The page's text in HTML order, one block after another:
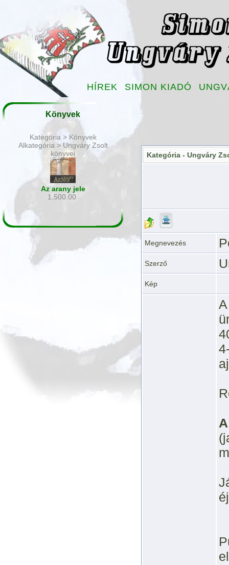
HÍREK SIMON KIADÓ
Könyvek
Kategória > Könyvek
Alkategória > Ungváry Zsolt
könyvei
Az arany jele
1,500.00
Kategória - Ungváry
Megnevezés
Szerző
Kép